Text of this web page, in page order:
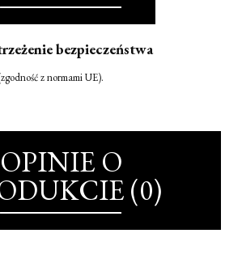
bezpieczeństwa
z normami UE).
OPINIE O
(0)